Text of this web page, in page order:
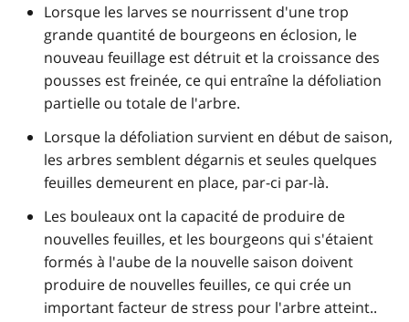
Lorsque les larves se nourrissent d'une trop
grande quantité de bourgeons en éclosion, le
nouveau feuillage est détruit et la croissance des
pousses est freinée, ce qui entraîne la défoliation
partielle ou totale de l'arbre.
Lorsque la défoliation survient en début de saison,
les arbres semblent dégarnis et seules quelques
feuilles demeurent en place, par-ci par-là.
Les bouleaux ont la capacité de produire de
nouvelles feuilles, et les bourgeons qui s'étaient
formés à l'aube de la nouvelle saison doivent
produire de nouvelles feuilles, ce qui crée un
important facteur de stress pour l'arbre atteint..